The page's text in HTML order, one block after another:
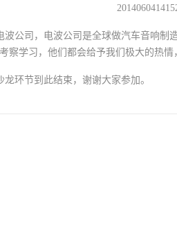
司，电波公司是全球做汽车音响制
察学习，他们都会给予我们极大的热情
节到此结束，谢谢大家参加。